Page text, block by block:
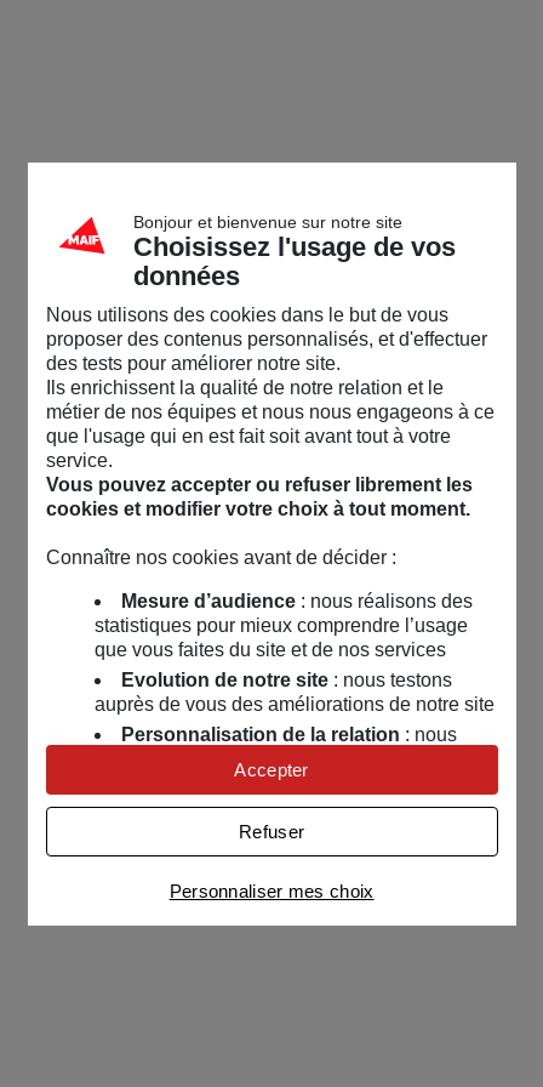
Bonjour et bienvenue sur notre site
Choisissez l'usage de vos
données
Nous utilisons des cookies dans le but de vous
proposer des contenus personnalisés, et d'effectuer
des tests pour améliorer notre site.
Ils enrichissent la qualité de notre relation et le
métier de nos équipes et nous nous engageons à ce
que l'usage qui en est fait soit avant tout à votre
service.
Vous pouvez accepter ou refuser librement les
cookies et modifier votre choix à tout moment.
Connaître nos cookies avant de décider :
Mesure d’audience: nous réalisons des
statistiques pour mieux comprendre l’usage
que vous faites du site et de nos services
Evolution de notre site: nous testons
auprès de vous des améliorations de notre site
Personnalisation de la relation : nous
nous servons de cookies pour adapter nos
contenus et personnaliser nos offres
Univers publicitaire: nous utilisons avec
nos partenaires des cookies pour afficher des
publicités personnalisées
Connaître notre politique cookies et la liste de nos
partenaires
Personnaliser mes choix
Refuser
Accepter